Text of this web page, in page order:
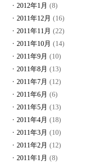
2012年1月 (8)
2011年12月 (16)
2011年11月 (22)
2011年10月 (14)
2011年9月 (10)
2011年8月 (13)
2011年7月 (12)
2011年6月 (6)
2011年5月 (13)
2011年4月 (18)
2011年3月 (10)
2011年2月 (12)
2011年1月 (8)